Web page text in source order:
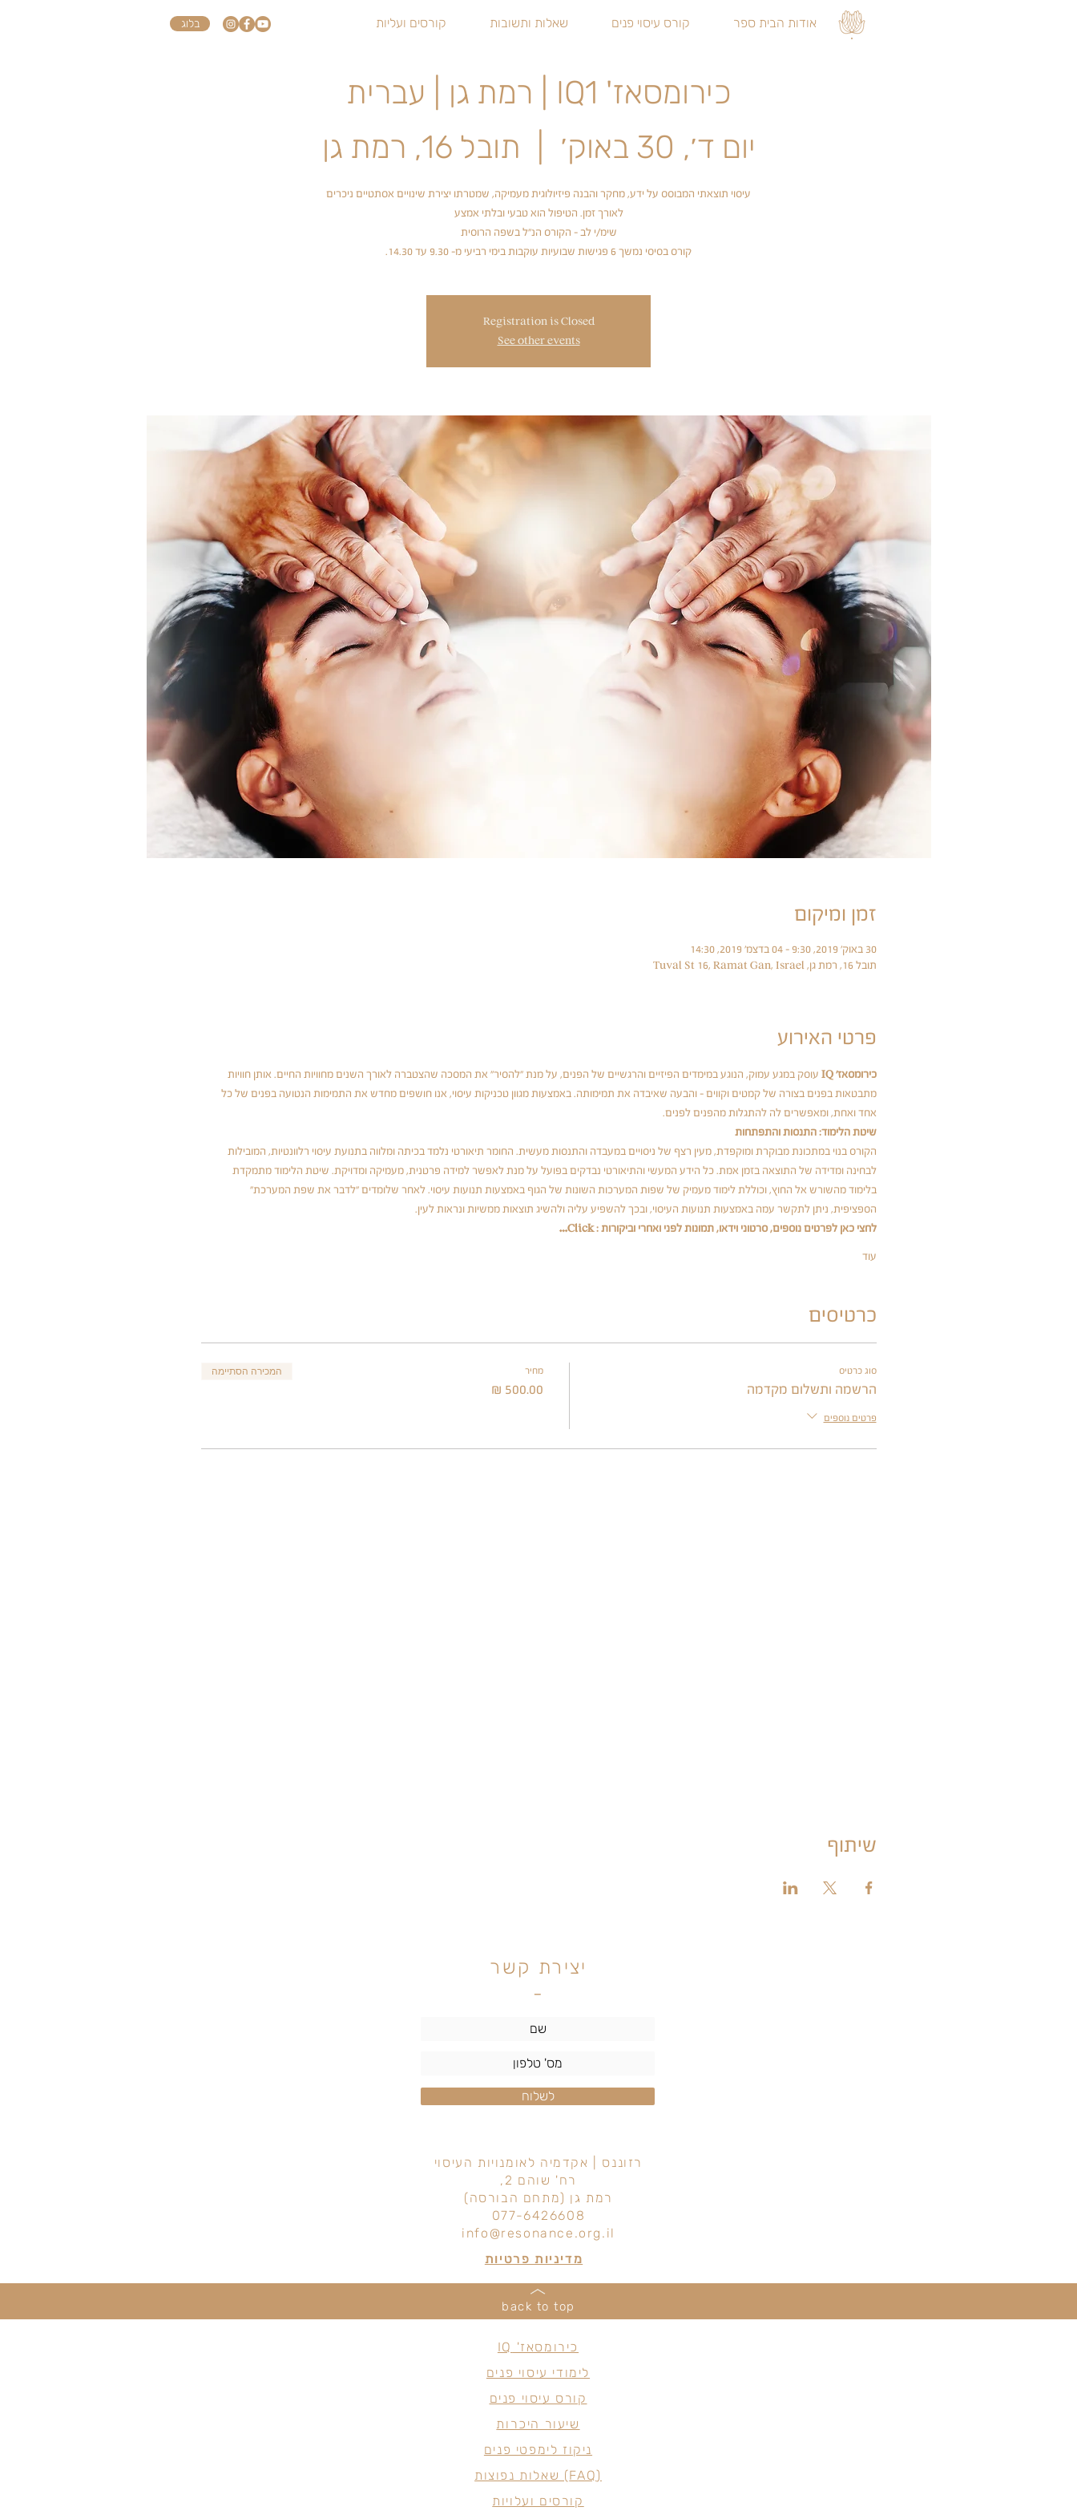
אודות הבית ספר קורס עיסוי פנים שאלות ותשובות קורסים ועליות בלוג
כירומסאז' IQ1 | רמת גן | עברית
יום ד׳, 30 באוק׳
תובל 16, רמת גן
עיסוי תוצאתי המבוסס על ידע, מחקר והבנה פיזיולוגית מעמיקה, שמטרתו יצירת שינויים אסתטיים ניכרים
קורס בסיסי נמשך 6 פגישות שבועיות עוקבות בימי רביעי מ- 9.30 עד 14.30.
Registration is Closed
See other events
זמן ומיקום
30 באוק׳ 2019, 9:30 – 04 בדצמ׳ 2019, 14:30
תובל 16, רמת גן, Tuval St 16, Ramat Gan, Israel
פרטי האירוע
כירומסאז' IQ
עוסק במגע עמוק, הנוגע במימדים הפיזיים והרגשיים של הפנים, על מנת "להסיר" את המסכה שהצטברה לאורך השנים מחוויות החיים. אותן חוויות
מתבטאות בפנים בצורה של קמטים וקווים – והבעה שאיבדה את תמימותה. באמצעות מגוון טכניקות עיסוי, אנו חושפים מחדש את התמימות הנטועה בפנים של כל
אחד ואחת, ומאפשרים לה להתגלות מהפנים לפנים.
שיטת הלימוד: התנסות והתפתחות
הקורס בנוי במתכונת מבוקרת ומוקפדת, מעין רצף של ניסויים במעבדה והתנסות מעשית. החומר תיאורטי נלמד בכיתה ומלווה בתנועת עיסוי רלוונטיות, המובילות
לבחינה ומדידה של התוצאה בזמן אמת. כל הידע המעשי והתיאורטי נבדקים בפועל על מנת לאפשר למידה פרטנית, מעמיקה ומדויקת. שיטת הלימוד מתמקדת
בלימוד מהשורש אל החוץ, וכוללת לימוד מעמיק של שפות המערכות השונות של הגוף באמצעות תנועות עיסוי. לאחר שלומדים "לדבר את שפת המערכת"
הספציפית, ניתן לתקשר עמה באמצעות תנועות העיסוי, ובכך להשפיע עליה ולהשיג תוצאות ממשיות ונראות לעין.
לחצי כאן לפרטים נוספים, סרטוני וידאו, תמונות לפני ואחרי וביקורות : Click…
עוד
כרטיסים
סוג כרטיס
הרשמה ותשלום מקדמה
פרטים נוספים
מחיר המכירה הסתיימה
שיתוף
יצירת קשר
-
לשלוח
רזוננס | אקדמיה לאומנויות העיסוי
רח' שוהם 2,
רמת גן (מתחם הבורסה)
077-6426608
info@resonance.org.il
מדיניות פרטיות
back to top
כירומסאז' IQ
לימודי עיסוי פנים
קורס עיסוי פנים
שיעור היכרות
ניקוז לימפטי פנים
(FAQ) שאלות נפוצות
קורסים ועלויות